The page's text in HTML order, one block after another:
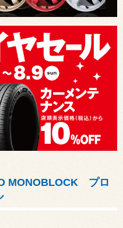
MONOBLOCK プロ